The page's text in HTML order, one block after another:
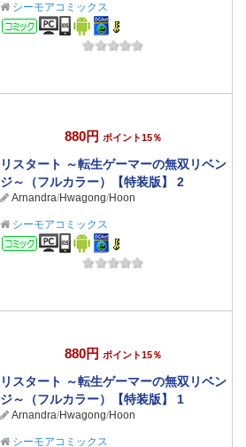
シーモアコミックス
コミック
880円 ポイント15％
リスタート ～転生ゲーマーの無双リベン
ジ～（フルカラー）【特装版】 2
Arnandra/Hwagong/Hoon
シーモアコミックス
コミック
880円 ポイント15％
リスタート ～転生ゲーマーの無双リベン
ジ～（フルカラー）【特装版】 1
Arnandra/Hwagong/Hoon
シーモアコミックス